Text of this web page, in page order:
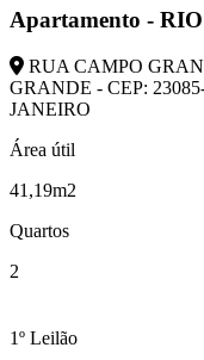
Apartamento -
RUA CAMPO
GRANDE - CEP:
JANEIRO
Área útil
41,19m2
Quartos
2
1º Leilão